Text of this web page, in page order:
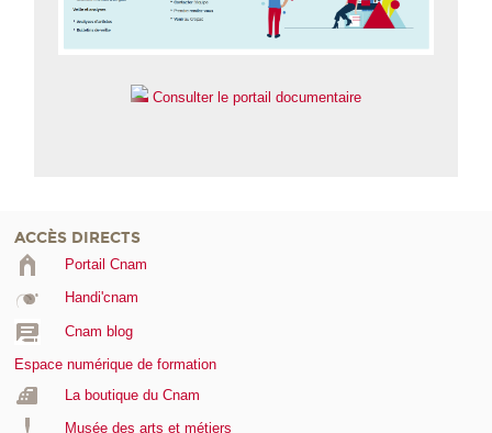
Consulter le portail documentaire
ACCÈS DIRECTS
Portail Cnam
Handi'cnam
Cnam blog
Espace numérique de formation
La boutique du Cnam
Musée des arts et métiers